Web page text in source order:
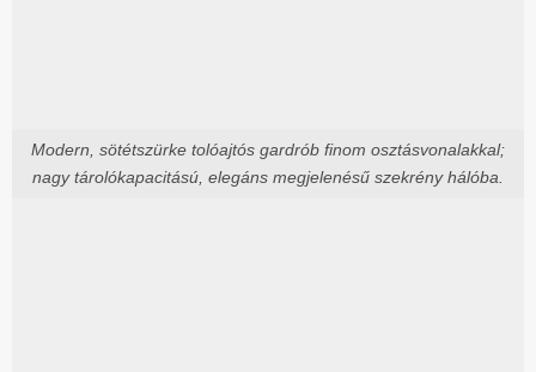
Modern, sötétszürke tolóajtós gardrób finom osztásvonalakkal;
nagy tárolókapacitású, elegáns megjelenésű szekrény hálóba.